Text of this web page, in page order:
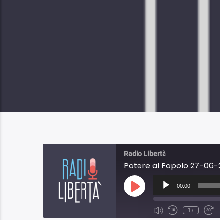
Radio Libertà
Potere al Popolo 27-06-
Play
Episode
Audio
Player
00:00
1x